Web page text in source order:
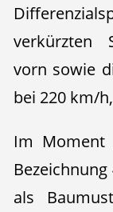
verkürzten
vorn sowie
bei 220 km/
Im Moment
als